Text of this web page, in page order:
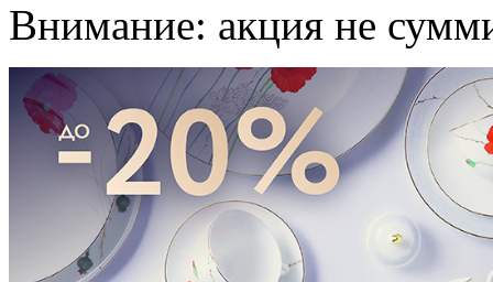
Внимание: акция не